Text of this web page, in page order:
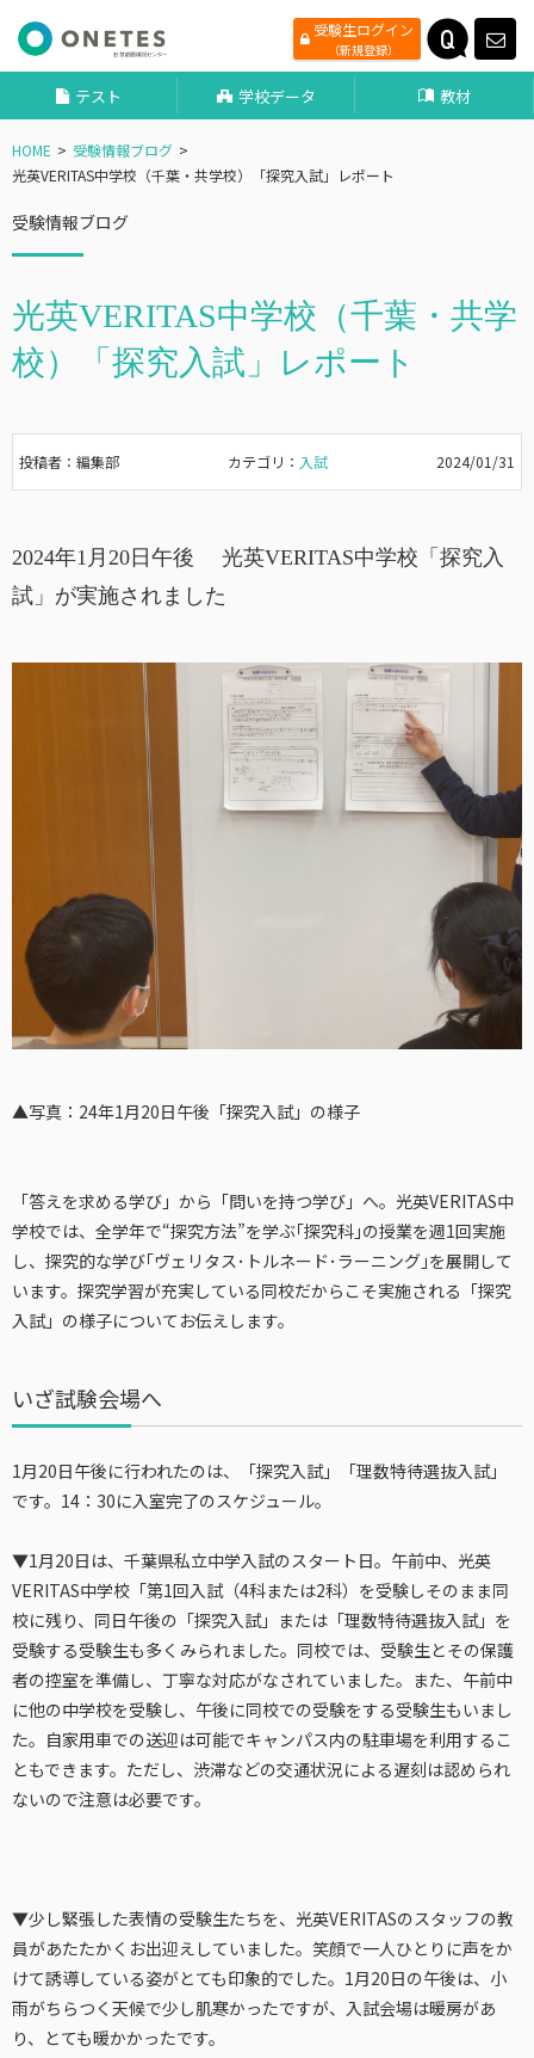
受験生ログイン
（新規登録）
テスト 学校データ 教材
HOME
受験情報ブログ
光英VERITAS中学校（千葉・共学校）「探究入試」レポート
受験情報ブログ
光英VERITAS中学校（千葉・共学
校）「探究入試」レポート
投稿者：編集部 カテゴリ： 入試 2024/01/31
2024年1月20日午後 光英VERITAS中学校「探究入
試」が実施されました
▲写真：24年1月20日午後「探究入試」の様子
「答えを求める学び」から「問いを持つ学び」へ。光英VERITAS中
学校では、全学年で“探究⽅法”を学ぶ｢探究科｣の授業を週1回実施
し、探究的な学び｢ヴェリタス･トルネード･ラーニング｣を展開して
います。探究学習が充実している同校だからこそ実施される「探究
入試」の様子についてお伝えします。
いざ試験会場へ
1月20日午後に行われたのは、「探究入試」「理数特待選抜入試」
です。14：30に入室完了のスケジュール。
▼1月20日は、千葉県私立中学入試のスタート日。午前中、光英
VERITAS中学校「第1回入試（4科または2科）を受験しそのまま同
校に残り、同日午後の「探究入試」または「理数特待選抜入試」を
受験する受験生も多くみられました。同校では、受験生とその保護
者の控室を準備し、丁寧な対応がなされていました。また、午前中
に他の中学校を受験し、午後に同校での受験をする受験生もいまし
た。自家用車での送迎は可能でキャンパス内の駐車場を利用するこ
ともできます。ただし、渋滞などの交通状況による遅刻は認められ
ないので注意は必要です。
▼少し緊張した表情の受験生たちを、光英VERITASのスタッフの教
員があたたかくお出迎えしていました。笑顔で一人ひとりに声をか
けて誘導している姿がとても印象的でした。1月20日の午後は、小
雨がちらつく天候で少し肌寒かったですが、入試会場は暖房があ
り、とても暖かかったです。